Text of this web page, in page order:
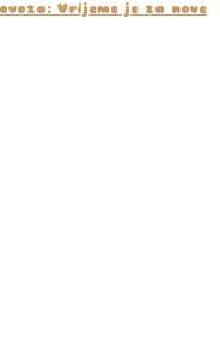
Vrijeme je za nove